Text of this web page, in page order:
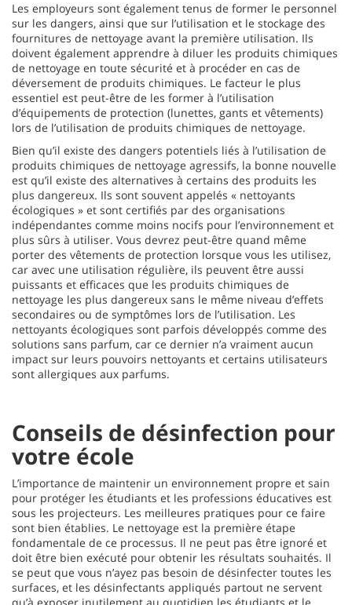
Les employeurs sont également tenus de former le personnel
sur les dangers, ainsi que sur l’utilisation et le stockage des
fournitures de nettoyage avant la première utilisation. Ils
doivent également apprendre à diluer les produits chimiques
de nettoyage en toute sécurité et à procéder en cas de
déversement de produits chimiques. Le facteur le plus
essentiel est peut-être de les former à l’utilisation
d’équipements de protection (lunettes, gants et vêtements)
lors de l’utilisation de produits chimiques de nettoyage.
Bien qu’il existe des dangers potentiels liés à l’utilisation de
produits chimiques de nettoyage agressifs, la bonne nouvelle
est qu’il existe des alternatives à certains des produits les
plus dangereux. Ils sont souvent appelés « nettoyants
écologiques » et sont certifiés par des organisations
indépendantes comme moins nocifs pour l’environnement et
plus sûrs à utiliser. Vous devrez peut-être quand même
porter des vêtements de protection lorsque vous les utilisez,
car avec une utilisation régulière, ils peuvent être aussi
puissants et efficaces que les produits chimiques de
nettoyage les plus dangereux sans le même niveau d’effets
secondaires ou de symptômes lors de l’utilisation. Les
nettoyants écologiques sont parfois développés comme des
solutions sans parfum, car ce dernier n’a vraiment aucun
impact sur leurs pouvoirs nettoyants et certains utilisateurs
sont allergiques aux parfums.
Conseils de désinfection pour
votre école
L’importance de maintenir un environnement propre et sain
pour protéger les étudiants et les professions éducatives est
sous les projecteurs. Les meilleures pratiques pour ce faire
sont bien établies. Le nettoyage est la première étape
fondamentale de ce processus. Il ne peut pas être ignoré et
doit être bien exécuté pour obtenir les résultats souhaités. Il
se peut que vous n’ayez pas besoin de désinfecter toutes les
surfaces, et les désinfectants appliqués partout ne servent